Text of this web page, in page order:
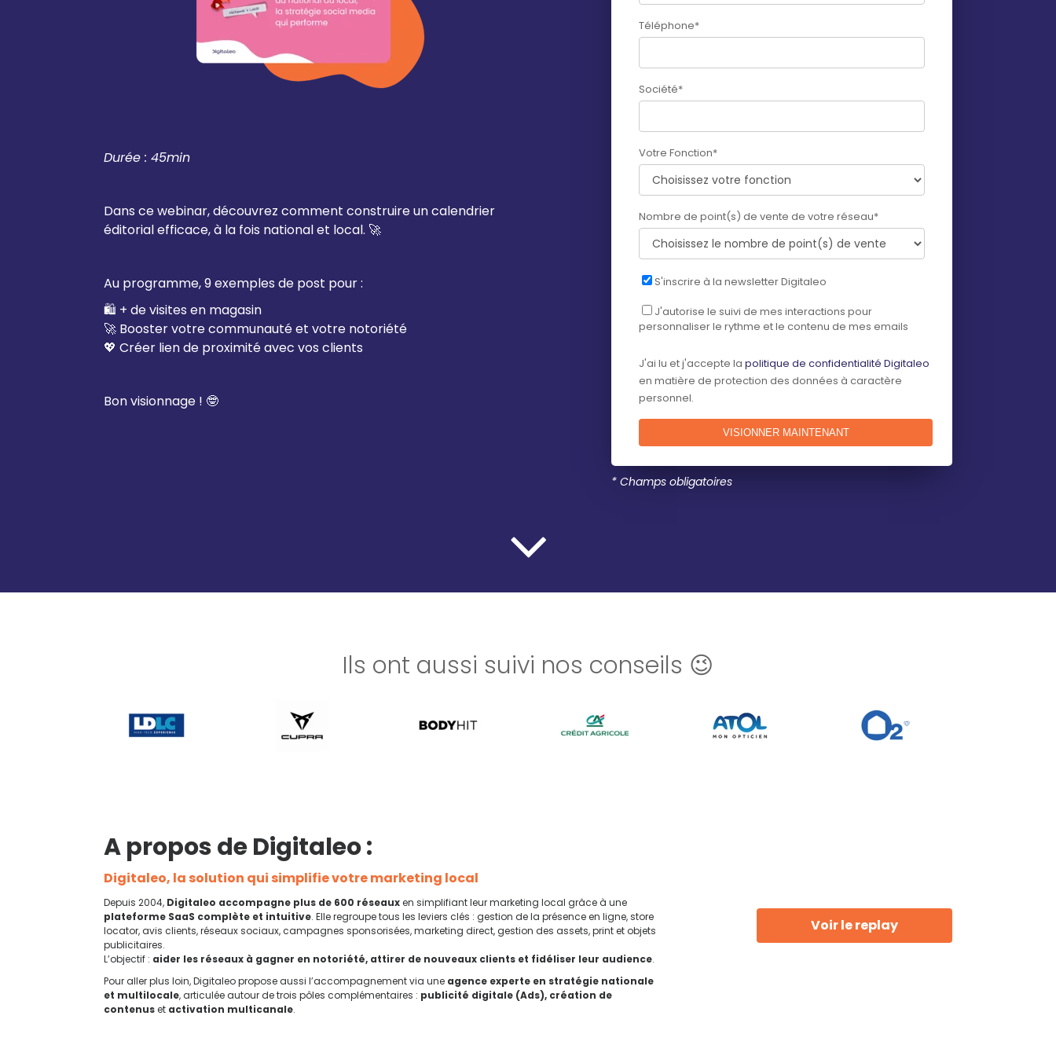
Durée : 45min
Dans ce webinar, découvrez comment construire un calendrier
éditorial efficace, à la fois national et local. 🚀
Au programme, 9 exemples de post pour :
🛍️ + de visites en magasin
🚀 Booster votre communauté et votre notoriété
💖 Créer lien de proximité avec vos clients
Bon visionnage ! 🤓
Téléphone*
Société*
Votre Fonction*
Nombre de point(s) de vente de votre réseau*
S'inscrire à la newsletter Digitaleo
J'autorise le suivi de mes interactions pour
personnaliser le rythme et le contenu de mes emails
J'ai lu et j'accepte lapolitique de confidentialité Digitaleo
en matière de protection des données à caractère
personnel.
* Champs obligatoires
Ils ont aussi suivi nos conseils 😉
A propos de Digitaleo :
Digitaleo, la solution qui simplifie votre marketing local
Depuis 2004, Digitaleo accompagne plus de 600 réseauxen simplifiant leur marketing local grâce à une
plateforme SaaS complète et intuitive. Elle regroupe tous les leviers clés : gestion de la présence en ligne, store
locator, avis clients, réseaux sociaux, campagnes sponsorisées, marketing direct, gestion des assets, print et objets
publicitaires.
L’objectif : aider les réseaux à gagner en notoriété, attirer de nouveaux clients et fidéliser leur audience.
Pour aller plus loin, Digitaleo propose aussi l’accompagnement via une agence experte en stratégie nationale
et multilocale, articulée autour de trois pôles complémentaires : publicité digitale (Ads), création de
contenuset activation multicanale.
Voir le replay